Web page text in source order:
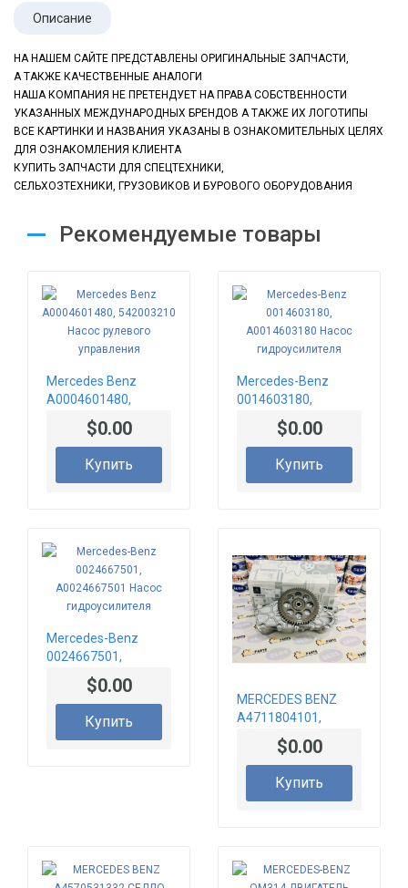
Описание
НА НАШЕМ САЙТЕ ПРЕДСТАВЛЕНЫ ОРИГИНАЛЬНЫЕ ЗАПЧАСТИ,
А ТАКЖЕ КАЧЕСТВЕННЫЕ АНАЛОГИ
НАША КОМПАНИЯ НЕ ПРЕТЕНДУЕТ НА ПРАВА СОБСТВЕННОСТИ
УКАЗАННЫХ МЕЖДУНАРОДНЫХ БРЕНДОВ А ТАКЖЕ ИХ ЛОГОТИПЫ
ВСЕ КАРТИНКИ И НАЗВАНИЯ УКАЗАНЫ В ОЗНАКОМИТЕЛЬНЫХ ЦЕЛЯХ
ДЛЯ ОЗНАКОМЛЕНИЯ КЛИЕНТА
КУПИТЬ ЗАПЧАСТИ ДЛЯ СПЕЦТЕХНИКИ,
СЕЛЬХОЗТЕХНИКИ, ГРУЗОВИКОВ И БУРОВОГО ОБОРУДОВАНИЯ
Рекомендуемые товары
Mercedes Benz
A0004601480,
542003210 Насос
рулевого$0.00
Купить
Mercedes-Benz
0014603180,
A0014603180 Насос
гидроусилителя
$0.00
Купить
Mercedes-Benz
0024667501,
A0024667501 Насос
гидроусилителя
$0.00
Купить
MERCEDES BENZ
A4711804101,
A4711805401
МАСЛЯНЫЙ НАСОС
$0.00
Купить